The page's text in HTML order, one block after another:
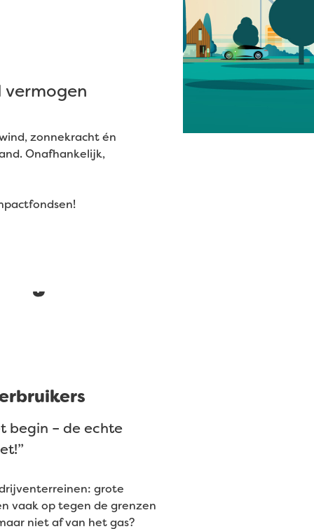
zonnekracht én
Onafhankelijk,
begin – de echte
grote
vaak op tegen de grenzen
niet af van het gas?